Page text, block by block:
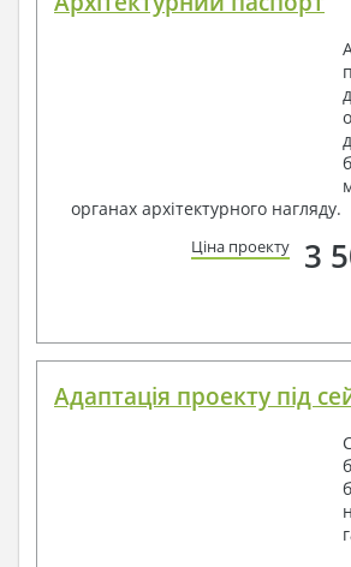
органах архітектурного нагляду.
Ціна проекту 3
Адаптація проекту під